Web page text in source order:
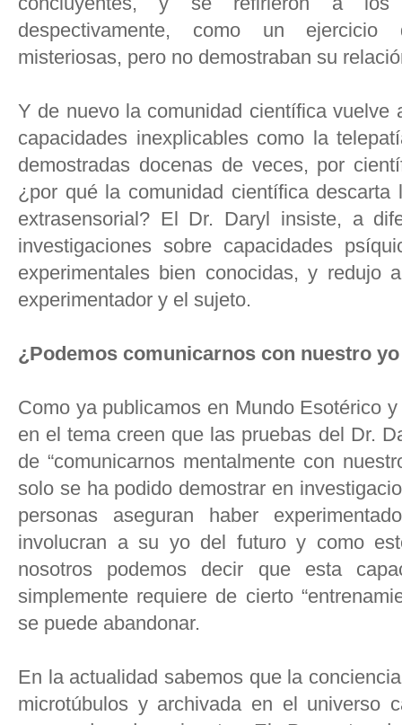
despectivamente, como un ejercicio
misteriosas, pero no demostraban su
Y de nuevo la comunidad científica vuelve
capacidades inexplicables como la
demostradas docenas de veces, por
¿por qué la comunidad científica
extrasensorial? El Dr. Daryl insiste, a
investigaciones sobre capacidades
experimentales bien conocidas, y redujo
experimentador y el sujeto.
¿Podemos comunicarnos con nuestro
Como ya publicamos en Mundo Esotérico
en el tema creen que las pruebas del Dr.
de “comunicarnos mentalmente con
solo se ha podido demostrar en
personas aseguran haber
involucran a su yo del futuro y como
nosotros podemos decir que esta
simplemente requiere de cierto
se puede abandonar.
En la actualidad sabemos que la
microtúbulos y archivada en el universo